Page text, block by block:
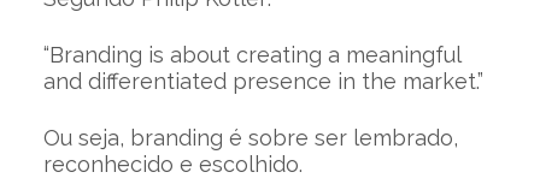
“Branding is about creating a meaningful
and differentiated presence in the market.”
Ou seja, branding é sobre ser lembrado,
reconhecido e escolhido.